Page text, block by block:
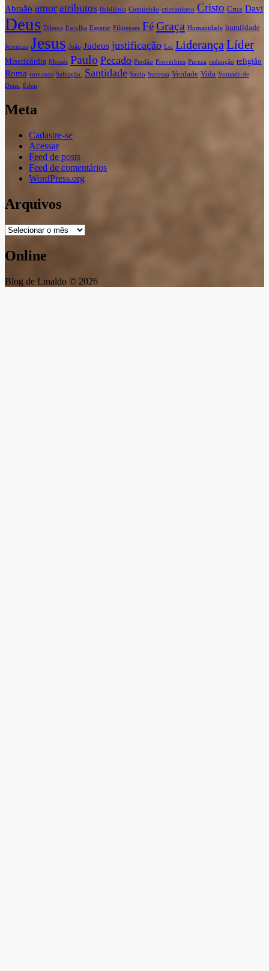
Abraão amor atributos Babilônia Comunhão cristianismo Cristo Cruz Davi
Deus Dilema Escolha Esperar Filipenses FéGraça Humanidade humildade
Jeremias Jesus João Judeus justificação Lei Liderança Líder
Misericórdia Moisés Paulo Pecado Perdão Provérbios Pureza redenção religião
Roma romanos Salvação. Santidade Saulo Sucesso Verdade Vida Vontade de
Deus.
Éden
Meta
Cadastre-se
Acessar
Feed de posts
Feed de comentários
WordPress.org
Arquivos
Arquivos
Online
Blog de Linaldo © 2026